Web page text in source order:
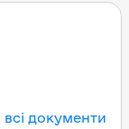
документи